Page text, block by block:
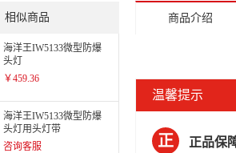
相似商品
海洋王IW5133微型防爆
头灯
￥459.36
海洋王IW5133微型防爆
头灯用头灯带
咨询客服
商品介绍
温馨提示
正 正品保